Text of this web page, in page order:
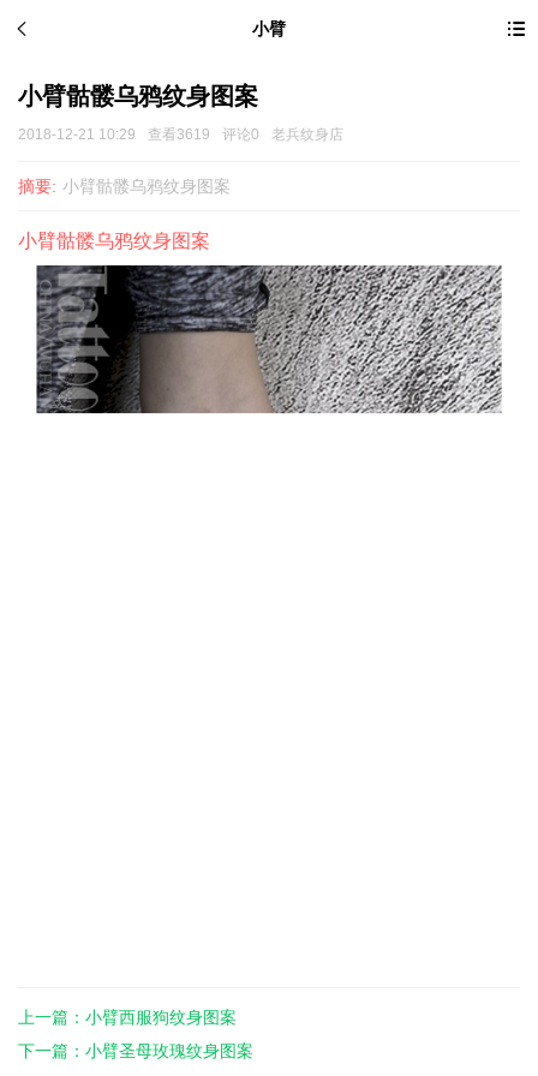
小臂
小臂骷髅乌鸦纹身图案
2018-12-21 10:29 查看3619 评论0 老兵纹身店
摘要: 小臂骷髅乌鸦纹身图案
小臂骷髅乌鸦纹身图案
上一篇：小臂西服狗纹身图案
下一篇：小臂圣母玫瑰纹身图案